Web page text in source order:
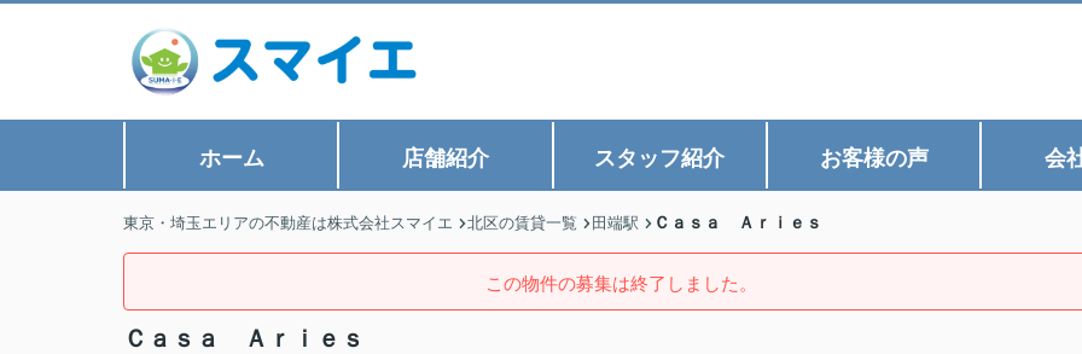
ホーム 店舗紹介 スタッフ紹介 お客様の声 会
東京・埼玉エリアの不動産は株式会社スマイエ 北区の賃貸一覧 田端駅 Ｃａｓａ Ａｒｉｅｓ
この物件の募集は終了しました。
Ｃａｓａ Ａｒｉｅｓ